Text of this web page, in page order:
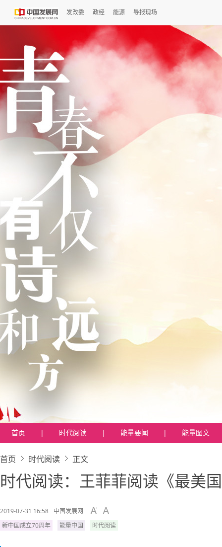
发改委 政经 能源 导报现场
首页 | 时代阅读 | 能量要闻 | 能量图文
首页 时代阅读 正文
时代阅读：王菲菲阅读《最美
2019-07-31 16:58
中国发展网
新中国成立70周年
能量中国 时代阅读